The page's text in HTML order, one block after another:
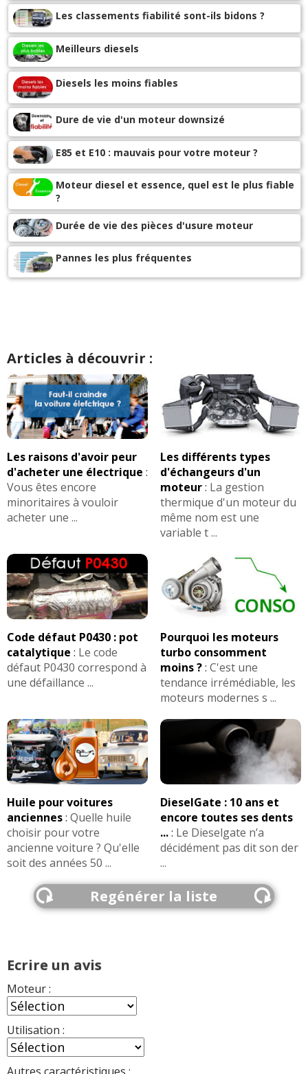
Les classements fiabilité sont-ils bidons ?
Meilleurs diesels
Diesels les moins fiables
Dure de vie d'un moteur downsizé
E85 et E10 : mauvais pour votre moteur ?
Moteur diesel et essence, quel est le plus fiable
?
Durée de vie des pièces d'usure moteur
Pannes les plus fréquentes
Articles à découvrir :
Les raisons d'avoir peur
d'acheter une électrique :
Vous êtes encore
minoritaires à vouloir
acheter une ...
Les différents types
d'échangeurs d'un
moteur: La gestion
thermique d'un moteur du
même nom est une
variable t ...
Code défaut P0430 : pot
catalytique : Le code
défaut P0430 correspond à
une défaillance ...
Pourquoi les moteurs
turbo consomment
moins ?: C'est une
tendance irrémédiable, les
moteurs modernes s ...
Huile pour voitures
anciennes: Quelle huile
choisir pour votre
ancienne voiture ? Qu'elle
soit des années 50 ...
DieselGate : 10 ans et
encore toutes ses dents
...: Le Dieselgate n’a
décidément pas dit son der
...
Regénérer la liste
Ecrire un avis
Moteur :
Utilisation :